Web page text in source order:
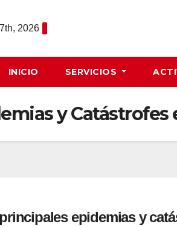
2026
INICIO SERVICIOS
y Catástrofes
epidemias y